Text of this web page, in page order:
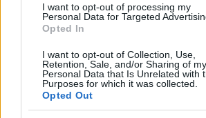
I want to opt-out of processing my
Personal Data for Targeted
Opted In
I want to opt-out of Collection, Use,
Retention, Sale, and/or Sharing of my
Personal Data that Is Unrelated with
Purposes for which it was collected.
Opted Out